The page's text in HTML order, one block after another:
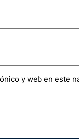
y web en este